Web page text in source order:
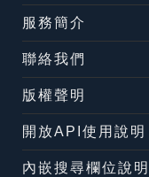
服務簡介
聯絡我們
版權聲明
開放API使用說明
內嵌搜尋欄位說明